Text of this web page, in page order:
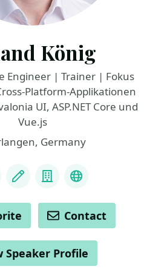
König
Engineer | Trainer | Fokus
Platform-Applikationen
UI, ASP.NET Core und
Vue.js
Germany
Blog CompanyGitHub
Contact
Speaker Profile